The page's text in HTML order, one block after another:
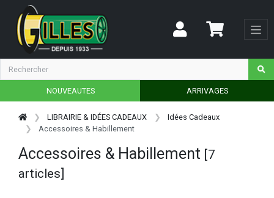
NOUVEAUTES ARRIVAGES
LIBRAIRIE & IDÉES CADEAUX
Idées Cadeaux
Accessoires & Habillement
Accessoires & Habillement [7
articles]